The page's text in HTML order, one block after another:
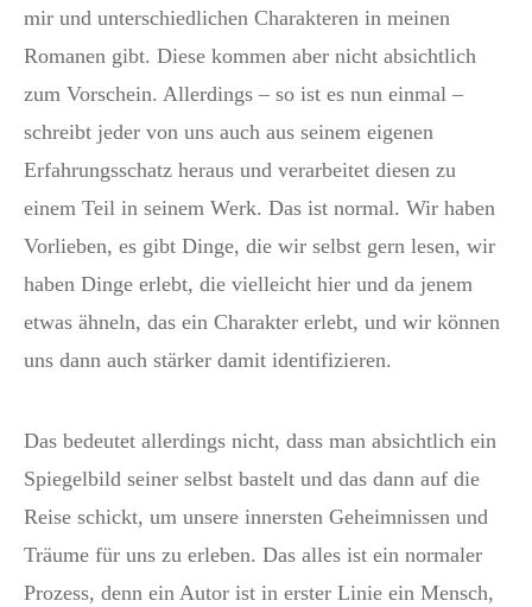
mir und unterschiedlichen Charakteren in meinen
Romanen gibt. Diese kommen aber nicht absichtlich
zum Vorschein. Allerdings – so ist es nun einmal –
schreibt jeder von uns auch aus seinem eigenen
Erfahrungsschatz heraus und verarbeitet diesen zu
einem Teil in seinem Werk. Das ist normal. Wir haben
Vorlieben, es gibt Dinge, die wir selbst gern lesen, wir
haben Dinge erlebt, die vielleicht hier und da jenem
etwas ähneln, das ein Charakter erlebt, und wir können
uns dann auch stärker damit identifizieren.
Das bedeutet allerdings nicht, dass man absichtlich ein
Spiegelbild seiner selbst bastelt und das dann auf die
Reise schickt, um unsere innersten Geheimnissen und
Träume für uns zu erleben. Das alles ist ein normaler
Prozess, denn ein Autor ist in erster Linie ein Mensch,